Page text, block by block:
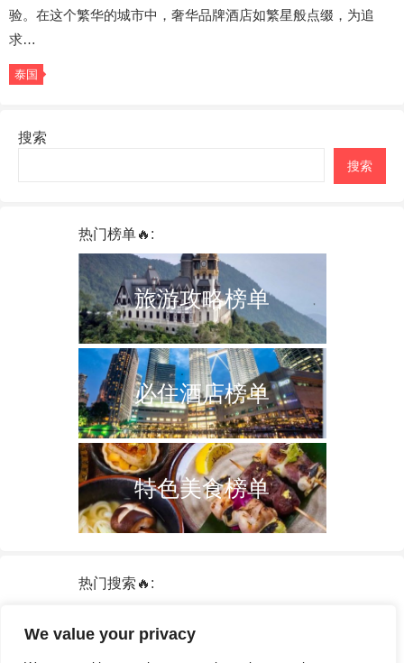
We value your privacy
验。在这个繁华的城市中，奢华品牌酒店如繁星般点缀，为追
求…
泰国
搜索
搜索
热门榜单🔥:
旅游攻略榜单
必住酒店榜单
特色美食榜单
热门搜索🔥:
泰国
中国 火车票